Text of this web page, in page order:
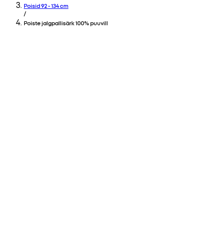
Poisid 92 - 134 cm
/
Poiste jalgpallisärk 100% puuvill